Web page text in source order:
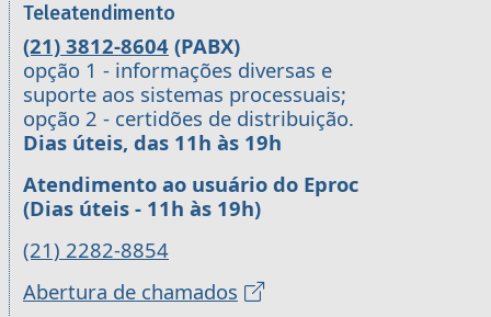
Teleatendimento
(21) 3812-8604 (PABX)
opção 1 - informações diversas e
suporte aos sistemas processuais;
opção 2 - certidões de distribuição.
Dias úteis, das 11h às 19h
Atendimento ao usuário do Eproc
(Dias úteis - 11h às 19h)
(21) 2282-8854
Abertura de chamados